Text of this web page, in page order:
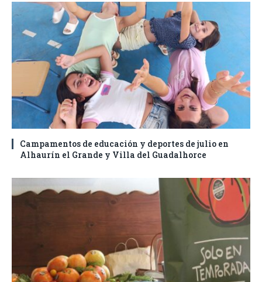
Campamentos de educación y deportes de julio en
Alhaurín el Grande y Villa del Guadalhorce